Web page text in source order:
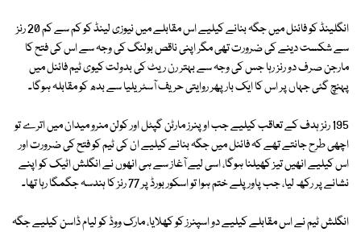
انگلینڈ کو فائنل میں جگہ بنانے کیلیے اس مقابلے میں نیوزی لینڈ کو کم سے کم 20 رنز
سے شکست دینے کی ضرورت تھی مگر اپنی ناقص بولنگ کی وجہ سے اس کی فتح کا
مارجن صرف دو رنز رہا جس کی وجہ سے بہتر رن ریٹ کی بدولت کیوی ٹیم فائنل میں
پہنچ گئی جہاں پر اس کا ایک بار پھر روایتی حریف آسٹریلیا سے بدھ کو مقابلہ ہوگا۔
195 رنز ہدف کے تعاقب کیلیے جب اوپنرز مارٹن گپٹل اور کولن منرو میدان میں اترے تو
اچھی طرح جانتے تھے کہ فائنل میں جگہ بنانے کیلیے ان کی ٹیم کو فتح کی ضرورت اور
اس کیلیے انھیں تیز کھیلنا ہوگا، اسی لیے آغاز سے ہی انھوں نے انگلش اٹیک کو اپنے
نشانے پر رکھ لیا، جب پاور پلے ختم ہوا تو اسکور بورڈ پر 77 رنز کا ہندسہ جگمگا رہا تھا۔
انگلش ٹیم نے اس مقابلے کیلیے دو اسپنرز کو کھلایا، مارک ووڈ کو لیام ڈاسن کیلیے جگہ